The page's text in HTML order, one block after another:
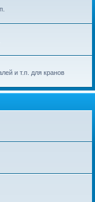
и т.п. для кранов